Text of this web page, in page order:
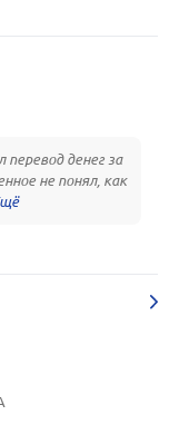
денег за
не понял, как